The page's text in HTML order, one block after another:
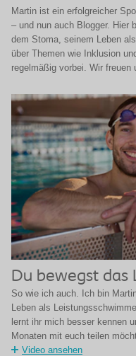
Martin ist ein erfolgreicher
– und nun auch Blogger. Hier
dem Stoma, seinem Leben
über Themen wie Inklusion
regelmäßig vorbei. Wir freuen
Du bewegst das
So wie ich auch. Ich bin
Leben als
lernt ihr mich besser kennen
Monaten mit euch teilen
Video ansehen